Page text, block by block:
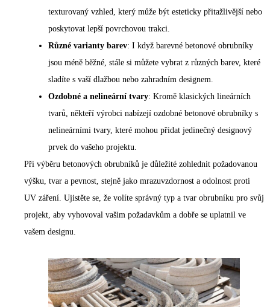
texturovaný vzhled, který může být esteticky přitažlivější nebo
poskytovat lepší povrchovou trakci.
Různé varianty barev: I když barevné betonové obrubníky
jsou méně běžné, stále si můžete vybrat z různých barev, které
sladíte s vaší dlažbou nebo zahradním designem.
Ozdobné a nelineární tvary: Kromě klasických lineárních
tvarů, někteří výrobci nabízejí ozdobné betonové obrubníky s
nelineárními tvary, které mohou přidat jedinečný designový
prvek do vašeho projektu.
Při výběru betonových obrubníků je důležité zohlednit požadovanou
výšku, tvar a pevnost, stejně jako mrazuvzdornost a odolnost proti
UV záření. Ujistěte se, že volíte správný typ a tvar obrubníku pro svůj
projekt, aby vyhovoval vašim požadavkům a dobře se uplatnil ve
vašem designu.